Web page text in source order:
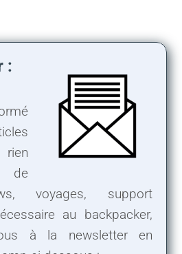
:
voyages, support
au backpacker,
à la newsletter en